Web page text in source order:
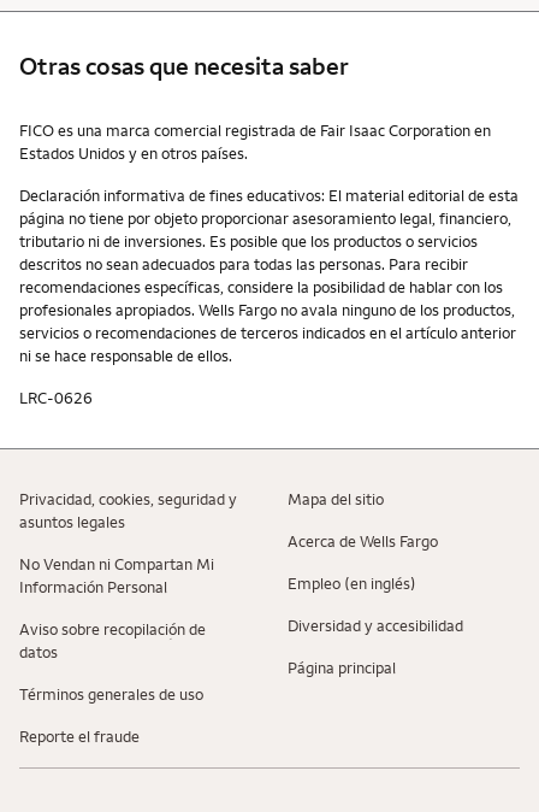
Otras cosas que necesita saber
Otras cosas que necesita saber
FICO es una marca comercial registrada de Fair Isaac Corporation en
Estados Unidos y en otros países.
Declaración informativa de fines educativos: El material editorial de esta
página no tiene por objeto proporcionar asesoramiento legal, financiero,
tributario ni de inversiones. Es posible que los productos o servicios
descritos no sean adecuados para todas las personas. Para recibir
recomendaciones específicas, considere la posibilidad de hablar con los
profesionales apropiados. Wells Fargo no avala ninguno de los productos,
servicios o recomendaciones de terceros indicados en el artículo anterior
ni se hace responsable de ellos.
LRC-0626
Privacidad, cookies, seguridad y
asuntos legales
No Vendan ni Compartan Mi
Información Personal
Aviso sobre recopilaciؚón de
datos
Términos generales de uso
Reporte el fraude
Mapa del sitio
Acerca de Wells Fargo
Empleo (en inglés)
Diversidad y accesibilidad
Página principal